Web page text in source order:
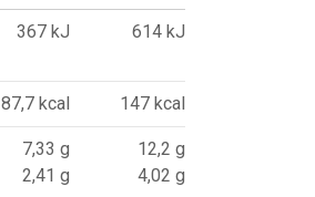
367 kJ 614 kJ
87,7 kcal 147 kcal
7,33 g
2,41 g
12,2 g
4,02 g